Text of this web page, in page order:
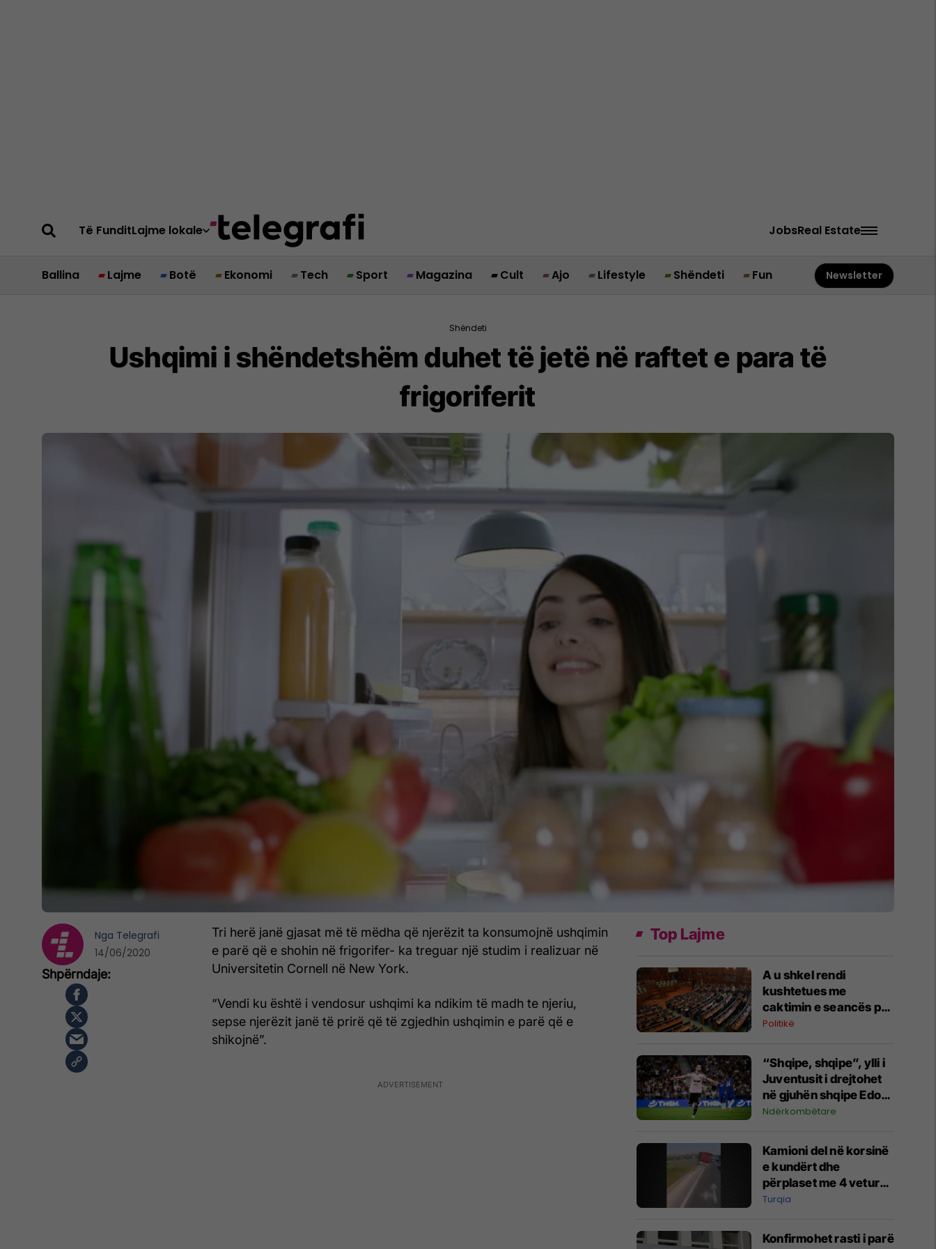
Të FunditLajme lokale JobsReal Estate
Ballina Lajme Botë Ekonomi Tech Sport Magazina Cult Ajo Lifestyle Shëndeti Fun Newsletter
Shëndeti
Ushqimi i shëndetshëm duhet të jetë në raftet e para të
frigoriferit
Tri herë janë gjasat më të mëdha që njerëzit ta konsumojnë ushqimin
e parë që e shohin në frigorifer- ka treguar një studim i realizuar në
Universitetin Cornell në New York.
“Vendi ku është i vendosur ushqimi ka ndikim të madh te njeriu,
sepse njerëzit janë të prirë që të zgjedhin ushqimin e parë që e
shikojnë”.
Nga Telegrafi
14/06/2020
Top Lajme
A u shkel rendi
kushtetues me
caktimin e seancës për
të shtunën?
Politikë
“Shqipe, shqipe”, ylli i
Juventusit i drejtohet
në gjuhën shqipe Edon
Zhegrovës
Ndërkombëtare
Kamioni del në korsinë
e kundërt dhe
përplaset me 4 vetura,
një i vdekur dhe 10 të
Turqia
Konfirmohet rasti i parë